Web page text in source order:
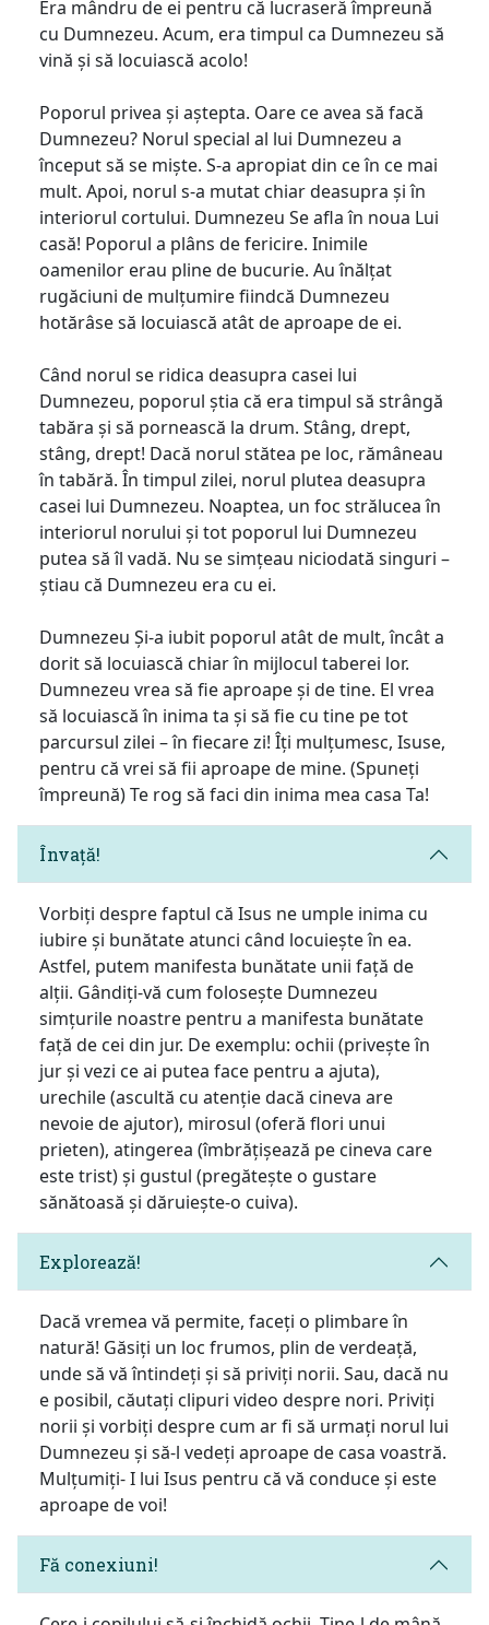
Era mândru de ei pentru că lucraseră împreună
cu Dumnezeu. Acum, era timpul ca Dumnezeu să
vină și să locuiască acolo!
Poporul privea și aștepta. Oare ce avea să facă
Dumnezeu? Norul special al lui Dumnezeu a
început să se miște. S-a apropiat din ce în ce mai
mult. Apoi, norul s-a mutat chiar deasupra și în
interiorul cortului. Dumnezeu Se afla în noua Lui
casă! Poporul a plâns de fericire. Inimile
oamenilor erau pline de bucurie. Au înălțat
rugăciuni de mulțumire fiindcă Dumnezeu
hotărâse să locuiască atât de aproape de ei.
Când norul se ridica deasupra casei lui
Dumnezeu, poporul știa că era timpul să strângă
tabăra și să pornească la drum. Stâng, drept,
stâng, drept! Dacă norul stătea pe loc, rămâneau
în tabără. În timpul zilei, norul plutea deasupra
casei lui Dumnezeu. Noaptea, un foc strălucea în
interiorul norului și tot poporul lui Dumnezeu
putea să îl vadă. Nu se simțeau niciodată singuri –
știau că Dumnezeu era cu ei.
Dumnezeu Și-a iubit poporul atât de mult, încât a
dorit să locuiască chiar în mijlocul taberei lor.
Dumnezeu vrea să fie aproape și de tine. El vrea
să locuiască în inima ta și să fie cu tine pe tot
parcursul zilei – în fiecare zi! Îți mulțumesc, Isuse,
pentru că vrei să fii aproape de mine. (Spuneți
împreună) Te rog să faci din inima mea casa Ta!
Învață!
Vorbiți despre faptul că Isus ne umple inima cu
iubire și bunătate atunci când locuiește în ea.
Astfel, putem manifesta bunătate unii față de
alții. Gândiți-vă cum folosește Dumnezeu
simțurile noastre pentru a manifesta bunătate
față de cei din jur. De exemplu: ochii (privește în
jur și vezi ce ai putea face pentru a ajuta),
urechile (ascultă cu atenție dacă cineva are
nevoie de ajutor), mirosul (oferă flori unui
prieten), atingerea (îmbrățișează pe cineva care
este trist) și gustul (pregătește o gustare
sănătoasă și dăruiește-o cuiva).
Explorează!
Dacă vremea vă permite, faceți o plimbare în
natură! Găsiți un loc frumos, plin de verdeață,
unde să vă întindeți și să priviți norii. Sau, dacă nu
e posibil, căutați clipuri video despre nori. Priviți
norii și vorbiți despre cum ar fi să urmați norul lui
Dumnezeu și să-l vedeți aproape de casa voastră.
Mulțumiți- I lui Isus pentru că vă conduce și este
aproape de voi!
Fă conexiuni!